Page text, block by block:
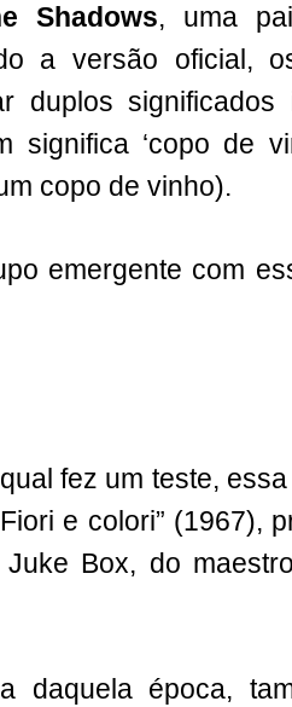
Shadows, uma
a versão oficial,
duplos significados
significa ‘copo de
copo de vinho).
emergente com
fez um teste,
e colori” (1967),
Box, do
daquela época,